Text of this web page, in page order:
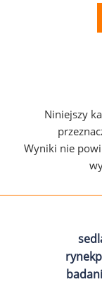
Niniejszy
Wyniki nie